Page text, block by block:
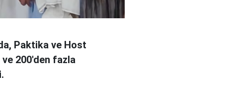
Paktika ve Host
200'den fazla